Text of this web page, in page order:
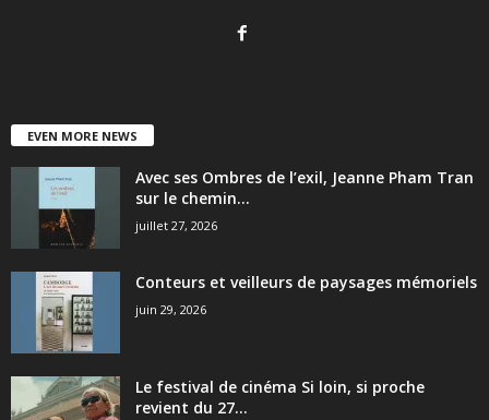
EVEN MORE NEWS
Avec ses Ombres de l’exil, Jeanne Pham Tran
sur le chemin...
juillet 27, 2026
Conteurs et veilleurs de paysages mémoriels
juin 29, 2026
Le festival de cinéma Si loin, si proche
revient du 27...